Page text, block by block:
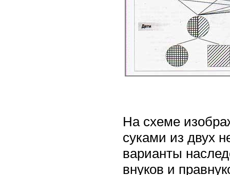
На схеме
суками из двух
варианты
внуков и